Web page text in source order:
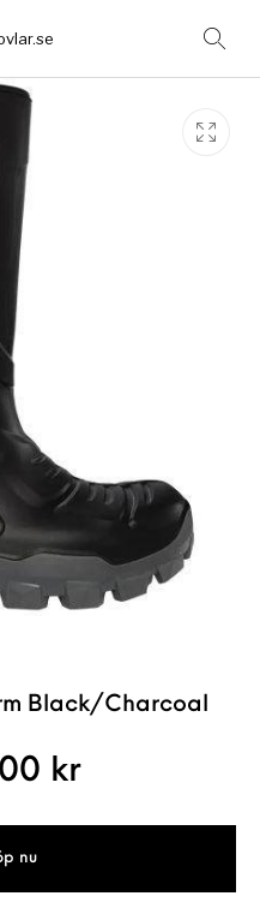
Gummistövlar
Black/Charcoal
krDet
nu